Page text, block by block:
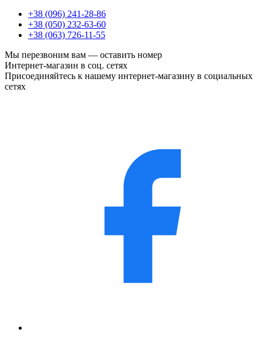
+38 (096) 241-28-86
+38 (050) 232-63-60
+38 (063) 726-11-55
Мы перезвоним вам — оставить номер
Интернет-магазин в соц. сетях
Присоединяйтесь к нашему интернет-магазину в социальных
сетях